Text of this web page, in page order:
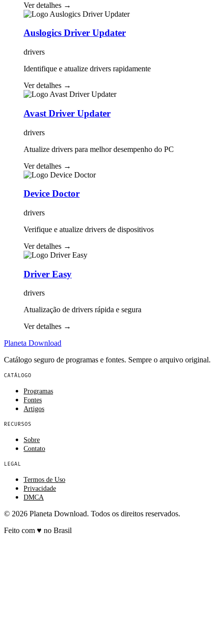
Ver detalhes →
Auslogics Driver Updater
drivers
Identifique e atualize drivers rapidamente
Ver detalhes →
Avast Driver Updater
drivers
Atualize drivers para melhor desempenho do PC
Ver detalhes →
Device Doctor
drivers
Verifique e atualize drivers de dispositivos
Ver detalhes →
Driver Easy
drivers
Atualização de drivers rápida e segura
Ver detalhes →
Planeta Download
Catálogo seguro de programas e fontes. Sempre o arquivo original.
CATÁLOGO
Programas
Fontes
Artigos
RECURSOS
Sobre
Contato
LEGAL
Termos de Uso
Privacidade
DMCA
© 2026 Planeta Download. Todos os direitos reservados.
Feito com ♥ no Brasil